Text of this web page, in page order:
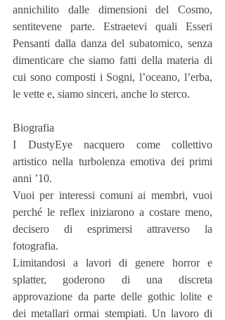
annichilito dalle dimensioni del Cosmo,
sentitevene parte. Estraetevi quali Esseri
Pensanti dalla danza del subatomico, senza
dimenticare che siamo fatti della materia di
cui sono composti i Sogni, l’oceano, l’erba,
le vette e, siamo sinceri, anche lo sterco.
Biografia
I DustyEye nacquero come collettivo
artistico nella turbolenza emotiva dei primi
anni ’10.
Vuoi per interessi comuni ai membri, vuoi
perché le reflex iniziarono a costare meno,
decisero di esprimersi attraverso la
fotografia.
Limitandosi a lavori di genere horror e
splatter, goderono di una discreta
approvazione da parte delle gothic lolite e
dei metallari ormai stempiati. Un lavoro di